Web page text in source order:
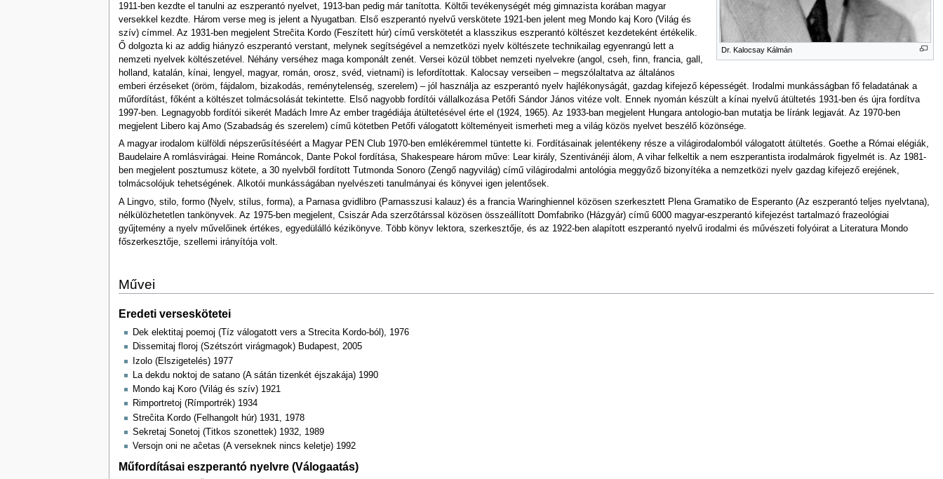
Dr. Kalocsay Kálmán
1911-ben kezdte el tanulni az eszperantó nyelvet, 1913-ban pedig már tanította. Költői tevékenységét még gimnazista korában magyar
versekkel kezdte. Három verse meg is jelent a Nyugatban. Első eszperantó nyelvű verskötete 1921-ben jelent meg Mondo kaj Koro (Világ és
szív) címmel. Az 1931-ben megjelent Streĉita Kordo (Feszített húr) című verskötetét a klasszikus eszperantó költészet kezdeteként értékelik.
Ő dolgozta ki az addig hiányzó eszperantó verstant, melynek segítségével a nemzetközi nyelv költészete technikailag egyenrangú lett a
nemzeti nyelvek költészetével. Néhány verséhez maga komponált zenét. Versei közül többet nemzeti nyelvekre (angol, cseh, finn, francia, gall,
holland, katalán, kínai, lengyel, magyar, román, orosz, svéd, vietnami) is lefordítottak. Kalocsay verseiben – megszólaltatva az általános
emberi érzéseket (öröm, fájdalom, bizakodás, reménytelenség, szerelem) – jól használja az eszperantó nyelv hajlékonyságát, gazdag kifejező képességét. Irodalmi munkásságban fő feladatának a
műfordítást, főként a költészet tolmácsolását tekintette. Első nagyobb fordítói vállalkozása Petőfi Sándor János vitéze volt. Ennek nyomán készült a kínai nyelvű átültetés 1931-ben és újra fordítva
1997-ben. Legnagyobb fordítói sikerét Madách Imre Az ember tragédiája átültetésével érte el (1924, 1965). Az 1933-ban megjelent Hungara antologio-ban mutatja be líránk legjavát. Az 1970-ben
megjelent Libero kaj Amo (Szabadság és szerelem) című kötetben Petőfi válogatott költeményeit ismerheti meg a világ közös nyelvet beszélő közönsége.
A magyar irodalom külföldi népszerűsítéséért a Magyar PEN Club 1970-ben emlékéremmel tüntette ki. Fordításainak jelentékeny része a világirodalomból válogatott átültetés. Goethe a Római elégiák,
Baudelaire A romlásvirágai. Heine Románcok, Dante Pokol fordítása, Shakespeare három műve: Lear király, Szentivánéji álom, A vihar felkeltik a nem eszperantista irodalmárok figyelmét is. Az 1981-
ben megjelent posztumusz kötete, a 30 nyelvből fordított Tutmonda Sonoro (Zengő nagyvilág) című világirodalmi antológia meggyőző bizonyítéka a nemzetközi nyelv gazdag kifejező erejének,
tolmácsolójuk tehetségének. Alkotói munkásságában nyelvészeti tanulmányai és könyvei igen jelentősek.
A Lingvo, stilo, formo (Nyelv, stílus, forma), a Parnasa gvidlibro (Parnasszusi kalauz) és a francia Waringhiennel közösen szerkesztett Plena Gramatiko de Esperanto (Az eszperantó teljes nyelvtana),
nélkülözhetetlen tankönyvek. Az 1975-ben megjelent, Csiszár Ada szerzőtárssal közösen összeállított Domfabriko (Házgyár) című 6000 magyar-eszperantó kifejezést tartalmazó frazeológiai
gyűjtemény a nyelv művelőinek értékes, egyedülálló kézikönyve. Több könyv lektora, szerkesztője, és az 1922-ben alapított eszperantó nyelvű irodalmi és művészeti folyóirat a Literatura Mondo
főszerkesztője, szellemi irányítója volt.
Művei
Eredeti verseskötetei
Dek elektitaj poemoj (Tíz válogatott vers a Strecita Kordo-ból), 1976
Dissemitaj floroj (Szétszórt virágmagok) Budapest, 2005
Izolo (Elszigetelés) 1977
La dekdu noktoj de satano (A sátán tizenkét éjszakája) 1990
Mondo kaj Koro (Világ és szív) 1921
Rimportretoj (Rímportrék) 1934
Streĉita Kordo (Felhangolt húr) 1931, 1978
Sekretaj Sonetoj (Titkos szonettek) 1932, 1989
Versojn oni ne aĉetas (A verseknek nincs keletje) 1992
Műfordításai eszperantó nyelvre (Válogaatás)